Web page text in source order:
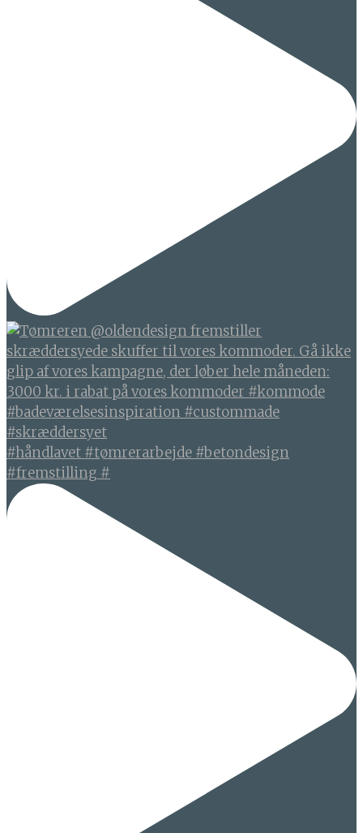
#håndlavet #tømrerarbejde #betondesign
#fremstilling #